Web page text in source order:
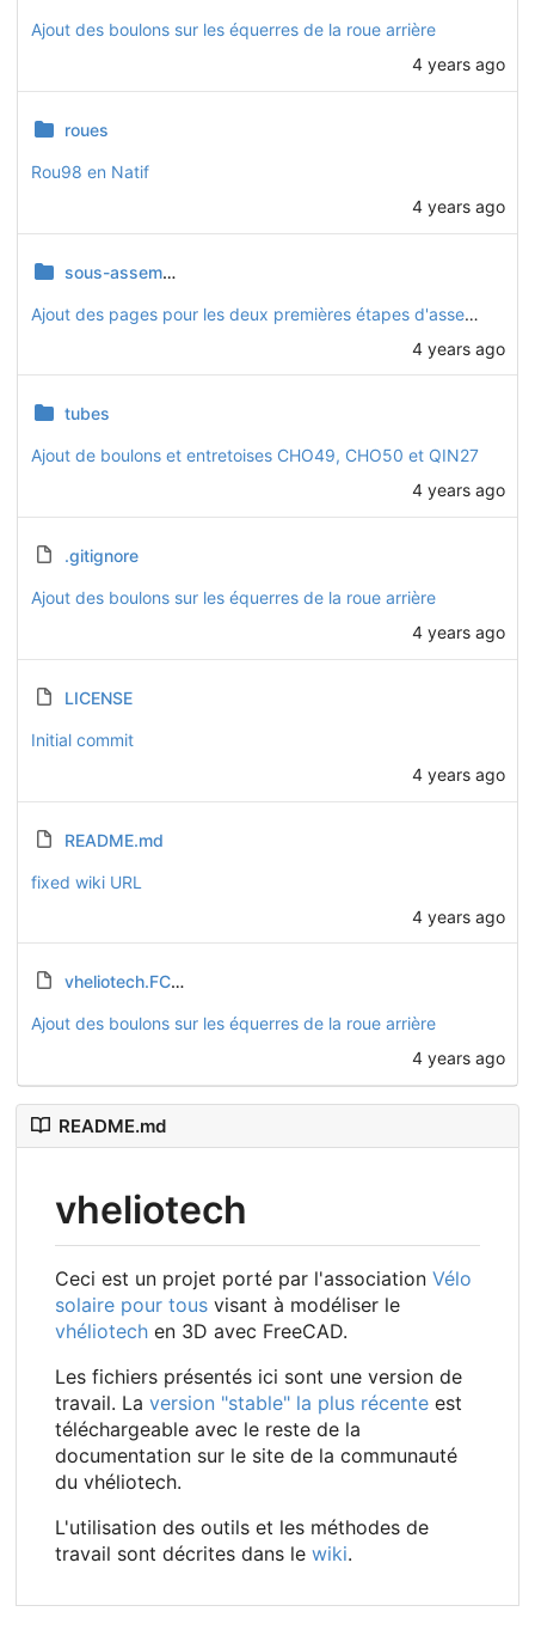
Ajout des boulons sur les équerres de la roue arrière
4 years ago
roues
Rou98 en Natif
4 years ago
sous-assemblages
Ajout des pages pour les deux premières étapes d'assemblage
4 years ago
tubes
Ajout de boulons et entretoises CHO49, CHO50 et QIN27
4 years ago
.gitignore
Ajout des boulons sur les équerres de la roue arrière
4 years ago
LICENSE
Initial commit
4 years ago
README.md
fixed wiki URL
4 years ago
vheliotech.FCStd
Ajout des boulons sur les équerres de la roue arrière
4 years ago
README.md
vheliotech
Ceci est un projet porté par l'association Vélo
solaire pour tous visant à modéliser le
vhéliotech en 3D avec FreeCAD.
Les fichiers présentés ici sont une version de
travail. La version "stable" la plus récente est
téléchargeable avec le reste de la
documentation sur le site de la communauté
du vhéliotech.
L'utilisation des outils et les méthodes de
travail sont décrites dans le wiki.